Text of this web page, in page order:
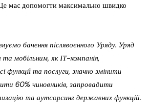
має допомогти максимально швидко
бачення післявоєнного Уряду. Уряд
мобільним, як ІТ-компанія,
функції та послуги, значно змінити
60% чиновників, запровадити
та аутсорсинг державних функцій.